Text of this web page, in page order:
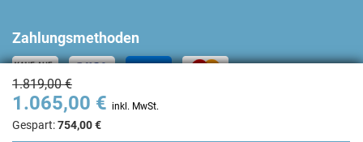
1.819,00 €
1.065,00 € inkl. MwSt.
Gespart:754,00 €
Zahlungsmethoden
Kontakt